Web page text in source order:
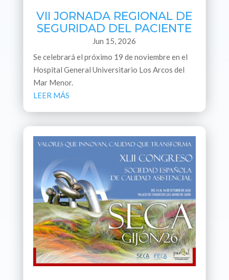
VII JORNADA REGIONAL DE
SEGURIDAD DEL PACIENTE
Jun 15, 2026
Se celebrará el próximo 19 de noviembre en el
Hospital General Universitario Los Arcos del
Mar Menor.
LEER MÁS